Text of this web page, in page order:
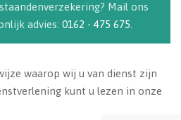
Mail ons
advies: 0162 - 475 675
waarop wij u van dienst zijn
kunt u lezen in onze